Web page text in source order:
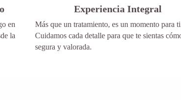
en
la
Experiencia Integral
Más que un tratamiento, es un momento para
Cuidamos cada detalle para que te sientas
segura y valorada.